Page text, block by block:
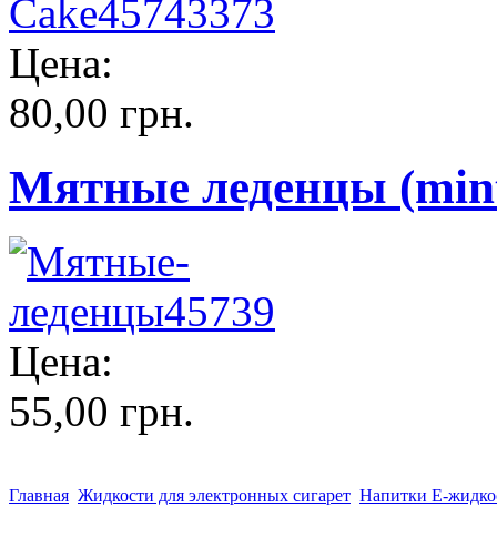
Цена:
80,00 грн.
Мятные леденцы
Цена:
55,00 грн.
Главная Жидкости для электронных сигарет Напитки Е-